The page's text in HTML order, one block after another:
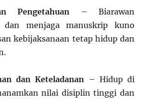
Pengetahuan – Biarawan
dan menjaga manuskrip kuno
kebijaksanaan tetap hidup dan
dan Keteladanan – Hidup di
nilai disiplin tinggi dan